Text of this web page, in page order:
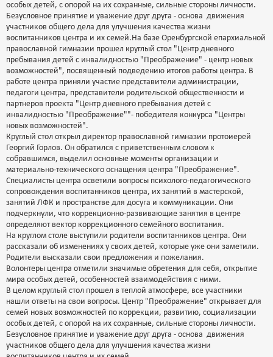
особых детей, с опорой на их сохранные, сильные стороны личности.
Безусловное принятие и уважение друг друга - основа движения
участников общего дела для улучшения качества жизни
воспитанников центра и их семей.На базе Оренбургской епархиальной
православной гимназии прошел круглый стол "Центр дневного
пребывания детей с инвалидностью "Преображение" - центр новых
возможностей", посвященный подведению итогов работы центра. В
работе центра приняли участие представители администрации,
педагоги центра, представители родительской общественности и
партнеров проекта "Центр дневного пребывания детей с
инвалидностью "Преображение""- победителя конкурса "Центры
новых возможностей".
Круглый стол открыл директор православной гимназии протоиерей
Георгий Горлов. Он обратился с приветственным словом к
собравшимся, выделил основные моменты организации и
материально-технического оснащения центра "Преображение".
Специалисты центра осветили вопросы психолого-педагогического
сопровождения воспитанников центра, их занятий в мастерской,
занятий ЛФК и пространстве для досуга и коммуникации. Они
подчеркнули, что коррекционно-развивающие занятия в центре
определяют вектор коррекционного семейного воспитания.
На круглом столе выступили родители воспитанников центра. Они
рассказали об изменениях у своих детей, которые уже они заметили.
Родители высказали свои предложения и пожелания.
Волонтеры центра отметили значимые обретения для себя, открытие
мира особых детей, особенностей взаимодействия с ними.
В целом круглый стол прошел в теплой атмосфере, все участники
нашли ответы на свои вопросы. Центр "Преображение" открывает для
семей новых возможностей по коррекции, развитию, социализации
особых детей, с опорой на их сохранные, сильные стороны личности.
Безусловное принятие и уважение друг друга - основа движения
участников общего дела для улучшения качества жизни